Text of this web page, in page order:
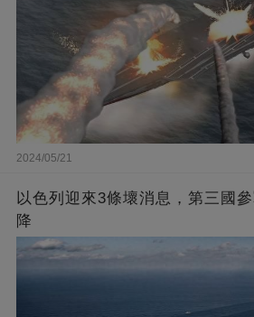
2024/05/21
以色列迎來3條壞消息，第三國
降